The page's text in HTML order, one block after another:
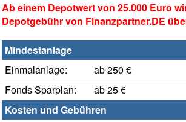
Ab einem Depotwert von 25.000 Euro
Depotgebühr von Finanzpartner.DE
Mindestanlage
Einmalanlage:
ab 250 €
Fonds Sparplan:
ab 25 €
Kosten und Gebühren